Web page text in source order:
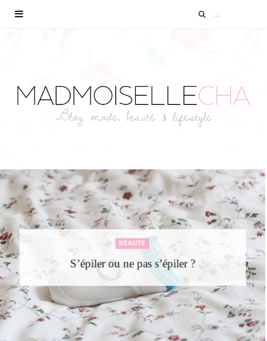
BEAUTÉ
S’épiler ou ne pas s’épiler ?